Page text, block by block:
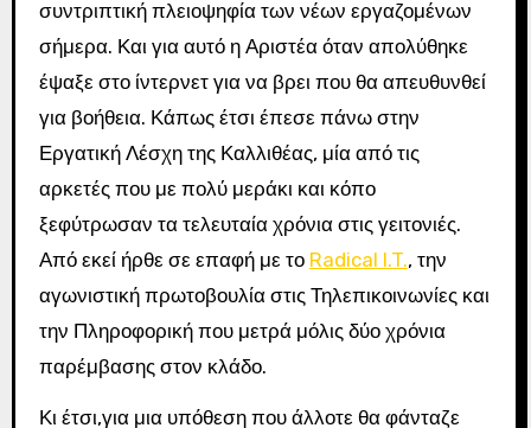
συντριπτική πλειοψηφία των νέων εργαζομένων
σήμερα. Και για αυτό η Αριστέα όταν απολύθηκε
έψαξε στο ίντερνετ για να βρει που θα απευθυνθεί
για βοήθεια. Κάπως έτσι έπεσε πάνω στην
Εργατική Λέσχη της Καλλιθέας, μία από τις
αρκετές που με πολύ μεράκι και κόπο
ξεφύτρωσαν τα τελευταία χρόνια στις γειτονιές.
Από εκεί ήρθε σε επαφή με το Radical I.T., την
αγωνιστική πρωτοβουλία στις Τηλεπικοινωνίες και
την Πληροφορική που μετρά μόλις δύο χρόνια
παρέμβασης στον κλάδο.
Κι έτσι,για μια υπόθεση που άλλοτε θα φάνταζε